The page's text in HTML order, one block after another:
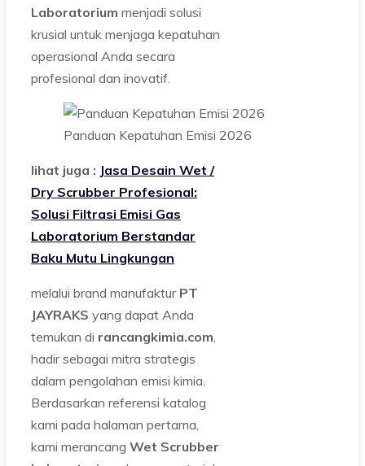
Laboratorium menjadi solusi
krusial untuk menjaga kepatuhan
operasional Anda secara
profesional dan inovatif.
Panduan Kepatuhan Emisi 2026
lihat juga : Jasa Desain Wet /
Dry Scrubber Profesional:
Solusi Filtrasi Emisi Gas
Laboratorium Berstandar
Baku Mutu Lingkungan
melalui brand manufaktur PT
JAYRAKS yang dapat Anda
temukan di rancangkimia.com,
hadir sebagai mitra strategis
dalam pengolahan emisi kimia.
Berdasarkan referensi katalog
kami pada halaman pertama,
kami merancang Wet Scrubber